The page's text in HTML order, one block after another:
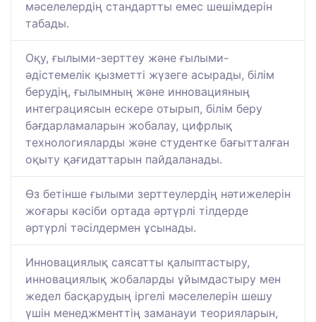
мәселелердің стандартты емес шешімдерін
табады.
Оқу, ғылыми-зерттеу және ғылыми-
әдістемелік қызметті жүзеге асырады, білім
берудің, ғылымның және инновацияның
интеграциясын ескере отырып, білім беру
бағдарламаларын жобалау, цифрлық
технологияларды және студентке бағытталған
оқыту қағидаттарын пайдаланады.
Өз бетінше ғылыми зерттеулердің нәтижелерін
жоғары кәсіби ортада әртүрлі тілдерде
әртүрлі тәсілдермен ұсынады.
Инновациялық саясатты қалыптастыру,
инновациялық жобаларды ұйымдастыру мен
жедел басқарудың іргелі мәселелерін шешу
үшін менеджменттің заманауи теорияларын,